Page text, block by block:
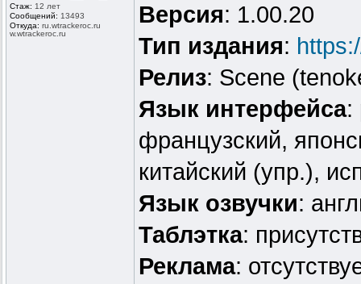
Стаж: 12 лет
Сообщений: 13493
Откуда: ru.wtrackeroc.ru
w.wtrackeroc .ru
Версия: 1.00.20
Тип издания:
Релиз: Scene
Язык интерфейса:
французский,
китайский (упр.),
Язык озвучки:
Таблэтка:
Реклама: